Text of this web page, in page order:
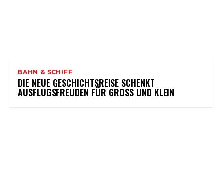
BAHN & SCHIFF
DIE NEUE GESCHICHTSREISE SCHENKT
AUSFLUGSFREUDEN FÜR GROSS UND KLEIN